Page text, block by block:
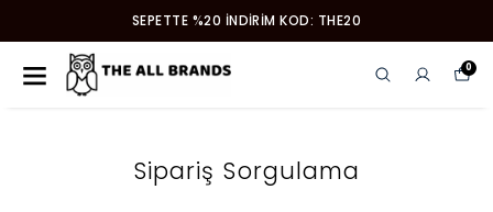
SEPETTE %20 İNDIRIM KOD: THE20
0
Sipariş Sorgulama